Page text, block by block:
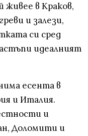
живее в Краков,
и залези,
си сред
идеалният
есента в
и Италия.
и
Доломити и